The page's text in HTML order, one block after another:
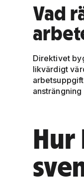
Vad
Direktivet
likvärdigt